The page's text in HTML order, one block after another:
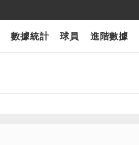
數據統計 球員 進階數據